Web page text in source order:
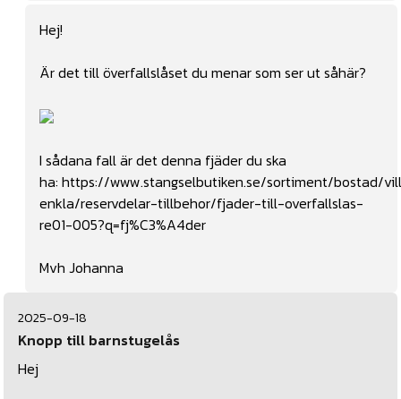
Hej!
Är det till överfallslåset du menar som ser ut såhär?
I sådana fall är det denna fjäder du ska
ha: https://www.stangselbutiken.se/sortiment/bostad/
enkla/reservdelar-tillbehor/fjader-till-overfallslas-
re01-005?q=fj%C3%A4der
Mvh Johanna
2025-09-18
Knopp till barnstugelås
Hej